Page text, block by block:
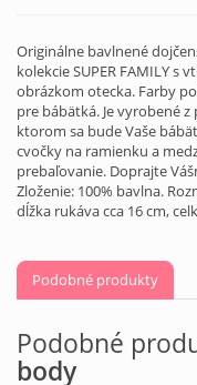
Originálne bavlnené
kolekcie SUPER FAMILY s
obrázkom otecka. Farby
pre bábätká. Je vyrobené
ktorom sa bude Vaše
cvočky na ramienku a
prebaľovanie. Doprajte
Zloženie: 100% bavlna.
dĺžka rukáva cca 16 cm,
Podobné produkty
Podobné
body